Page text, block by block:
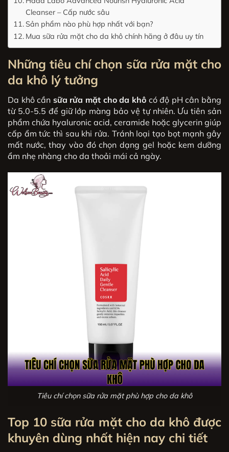
Cleanser – Cấp nước sâu
Sản phẩm nào phù hợp nhất với bạn?
Mua sữa rửa mặt cho da khô chính hãng ở đâu uy tín
Những tiêu chí chọn sữa rửa mặt cho
da khô lý tưởng
Da khô cần sữa rửa mặt cho da khôcó độ pH cân bằng
từ 5.0-5.5 để giữ lớp màng bảo vệ tự nhiên. Ưu tiên sản
phẩm chứa hyaluronic acid, ceramide hoặc glycerin giúp
cấp ẩm tức thì sau khi rửa. Tránh loại tạo bọt mạnh gây
mất nước, thay vào đó chọn dạng gel hoặc kem dưỡng
ẩm nhẹ nhàng cho da thoải mái cả ngày.
Tiêu chí chọn sữa rửa mặt phù hợp cho da khô
Top 10 sữa rửa mặt cho da khô được
khuyên dùng nhất hiện nay chi tiết